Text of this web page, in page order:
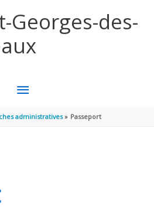
Georges-des-
MENU
PRINCIPAL
administratives Passeport